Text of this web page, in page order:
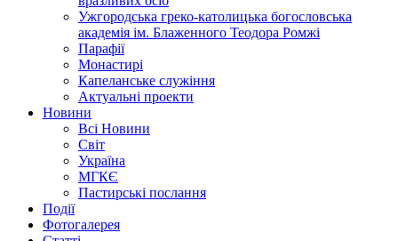
Ужгородська греко-католицька богословська
академія ім. Блаженного Теодора Ромжі
Парафії
Монастирі
Капеланське служіння
Актуальні проекти
Новини
Всі Новини
Світ
Україна
МГКЄ
Пастирські послання
Події
Фотогалерея